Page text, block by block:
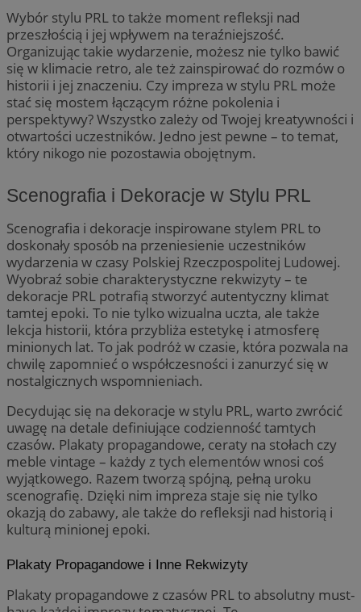
Wybór stylu PRL to także moment refleksji nad
przeszłością i jej wpływem na teraźniejszość.
Organizując takie wydarzenie, możesz nie tylko bawić
się w klimacie retro, ale też zainspirować do rozmów o
historii i jej znaczeniu. Czy impreza w stylu PRL może
stać się mostem łączącym różne pokolenia i
perspektywy? Wszystko zależy od Twojej kreatywności i
otwartości uczestników. Jedno jest pewne – to temat,
który nikogo nie pozostawia obojętnym.
Scenografia i Dekoracje w Stylu PRL
Scenografia i dekoracje inspirowane stylem PRL to
doskonały sposób na przeniesienie uczestników
wydarzenia w czasy Polskiej Rzeczpospolitej Ludowej.
Wyobraź sobie charakterystyczne rekwizyty – te
dekoracje PRL potrafią stworzyć autentyczny klimat
tamtej epoki. To nie tylko wizualna uczta, ale także
lekcja historii, która przybliża estetykę i atmosferę
minionych lat. To jak podróż w czasie, która pozwala na
chwilę zapomnieć o współczesności i zanurzyć się w
nostalgicznych wspomnieniach.
Decydując się na dekoracje w stylu PRL, warto zwrócić
uwagę na detale definiujące codzienność tamtych
czasów. Plakaty propagandowe, ceraty na stołach czy
meble vintage – każdy z tych elementów wnosi coś
wyjątkowego. Razem tworzą spójną, pełną uroku
scenografię. Dzięki nim impreza staje się nie tylko
okazją do zabawy, ale także do refleksji nad historią i
kulturą minionej epoki.
Plakaty Propagandowe i Inne Rekwizyty
Plakaty propagandowe z czasów PRL to absolutny must-